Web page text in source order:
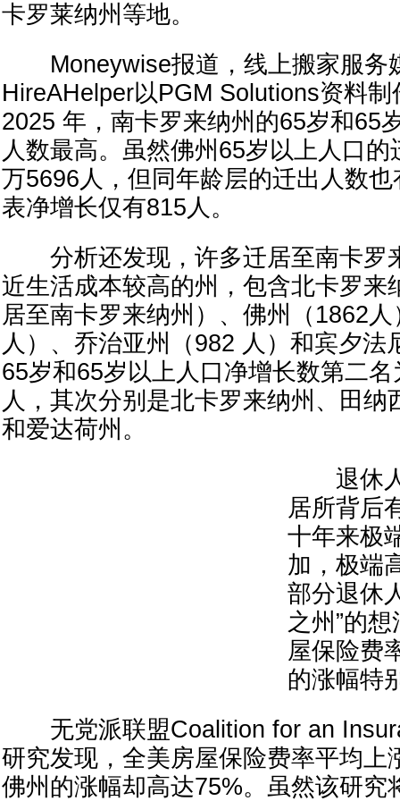
卡罗莱纳州等地。
Moneywise报道，线上搬家服务
HireAHelper以PGM Solutions资料
2025 年，南卡罗来纳州的65岁和65
人数最高。虽然佛州65岁以上人口
万5696人，但同年龄层的迁出人数
表净增长仅有815人。
分析还发现，许多迁居至南卡罗
近生活成本较高的州，包含北卡罗来
居至南卡罗来纳州）、佛州（1862
人）、乔治亚州（982 人）和宾夕法
65岁和65岁以上人口净增长数第二
人，其次分别是北卡罗来纳州、田纳
和爱达荷州。
退休人
居所背后
十年来极
加，极端
部分退休
之州”的
屋保险费
的涨幅特
无党派联盟Coalition for an
研究发现，全美房屋保险费率平均上
佛州的涨幅却高达75%。虽然该研究